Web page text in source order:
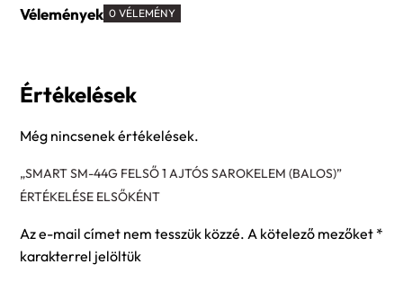
Vélemények 0 VÉLEMÉNY
Értékelések
Még nincsenek értékelések.
„SMART SM-44G FELSŐ 1 AJTÓS SAROKELEM (BALOS)”
ÉRTÉKELÉSE ELSŐKÉNT
Az e-mail címet nem tesszük közzé. A kötelező mezőket *
karakterrel jelöltük